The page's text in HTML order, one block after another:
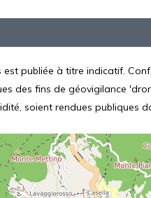
publiée à titre indicatif.
des fins de géovigilance
soient rendues publiques